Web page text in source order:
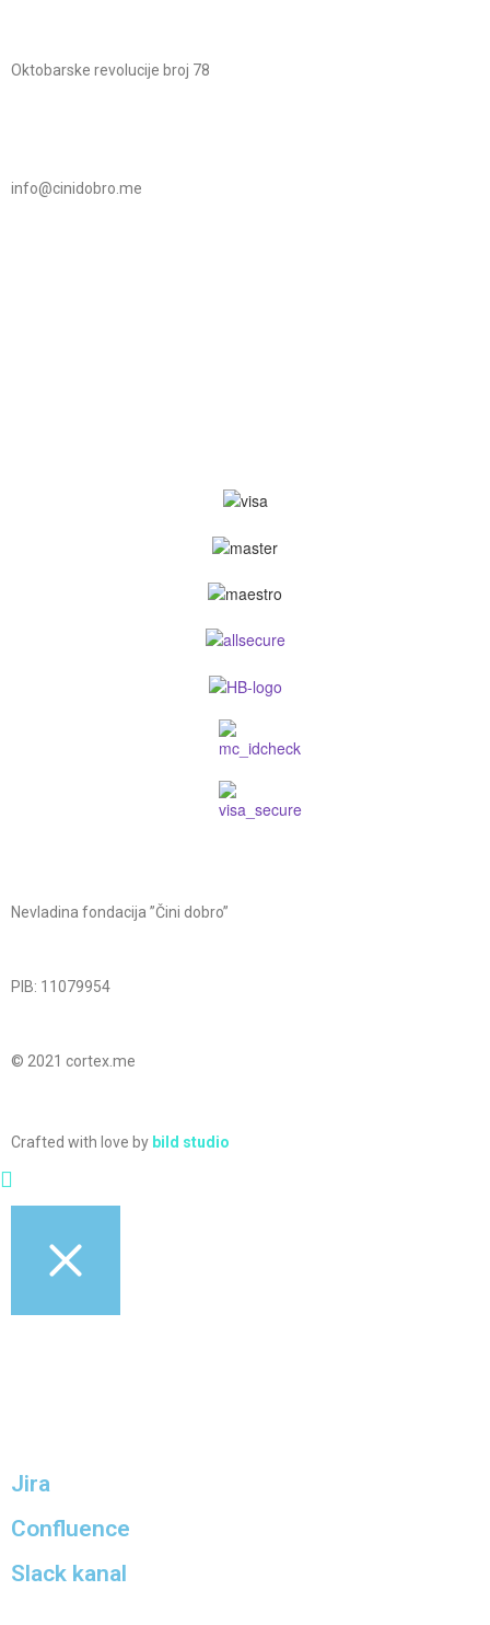
Oktobarske revolucije broj 78
info@cinidobro.me
Nevladina fondacija ”Čini dobro”
PIB: 11079954
© 2021 cortex.me
Crafted with love by bild studio
Jira
Confluence
Slack kanal